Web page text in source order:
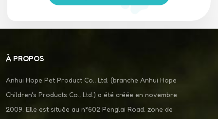
À PROPOS
Anhui Hope Pet Product Co., Ltd. (branche Anhui Hope
Children's Products Co., Ltd.) a été créée en novembre
2009. Elle est située au n°602 Penglai Road, zone de